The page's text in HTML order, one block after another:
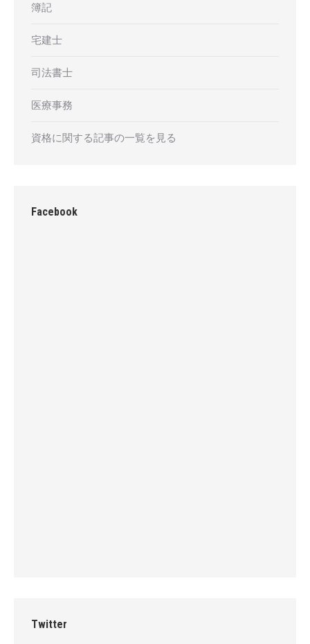
簿記
宅建士
司法書士
医療事務
資格に関する記事の一覧を見る
Facebook
Twitter